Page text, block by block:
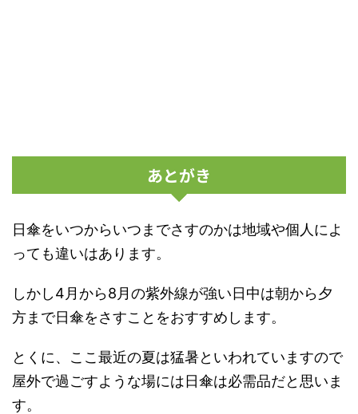
あとがき
日傘をいつからいつまでさすのかは地域や個人によ
っても違いはあります。
しかし4月から8月の紫外線が強い日中は朝から夕
方まで日傘をさすことをおすすめします。
とくに、ここ最近の夏は猛暑といわれていますので
屋外で過ごすような場には日傘は必需品だと思いま
す。